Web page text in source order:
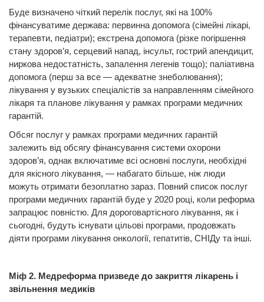
Буде визначено чіткий перелік послуг, які на 100%
фінансуватиме держава: первинна допомога (сімейні лікарі,
терапевти, педіатри); екстрена допомога (різке погіршення
стану здоров’я, серцевий напад, інсульт, гострий апендицит,
ниркова недостатність, запалення легенів тощо); паліативна
допомога (перш за все — адекватне знеболювання);
лікування у вузьких спеціалістів за направленням сімейного
лікаря та планове лікування у рамках програми медичних
гарантій.
Обсяг послуг у рамках програми медичних гарантій
залежить від обсягу фінансування системи охорони
здоров’я, однак включатиме всі основні послуги, необхідні
для якісного лікування, — набагато більше, ніж люди
можуть отримати безоплатно зараз. Повний список послуг
програми медичних гарантій буде у 2020 році, коли реформа
запрацює повністю. Для дороговартісного лікування, як і
сьогодні, будуть існувати цільові програми, продовжать
діяти програми лікування онкології, гепатитів, СНІДу та інші.
Міф 2. Медреформа призведе до закриття лікарень і
звільнення медиків